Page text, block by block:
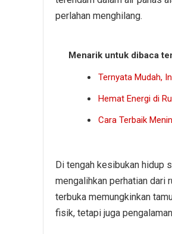
perlahan menghilang.
Menarik untuk dibaca
Ternyata Mudah,
Hemat Energi di
Cara Terbaik
Di tengah kesibukan hidup
mengalihkan perhatian dari
terbuka memungkinkan
fisik, tetapi juga